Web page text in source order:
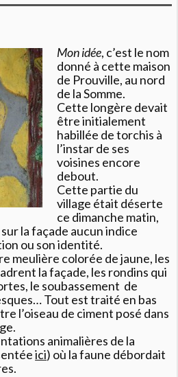
Mon idée, c’est le nom
donné à cette maison
de Prouville, au nord
de la Somme.
Cette longère devait
être initialement
habillée de torchis à
l’instar de ses
voisines encore
debout.
Cette partie du
village était déserte
ce dimanche matin,
la façade aucun indice
ou son identité.
meulière colorée de jaune, les
la façade, les rondins qui
le soubassement de
Tout est traité en bas
l’oiseau de ciment posé dans
animalières de la
ici) où la faune débordait